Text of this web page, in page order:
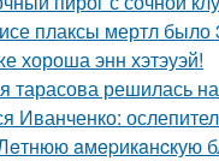
плаксы мертл было
хороша энн хэтэуэй!
тарасова решилась
Иванченко:
aмepикaнcкую